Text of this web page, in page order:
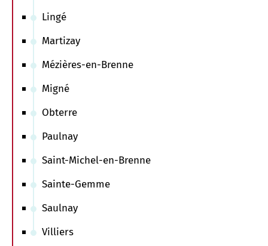
Lingé
Martizay
Mézières-en-Brenne
Migné
Obterre
Paulnay
Saint-Michel-en-Brenne
Sainte-Gemme
Saulnay
Villiers